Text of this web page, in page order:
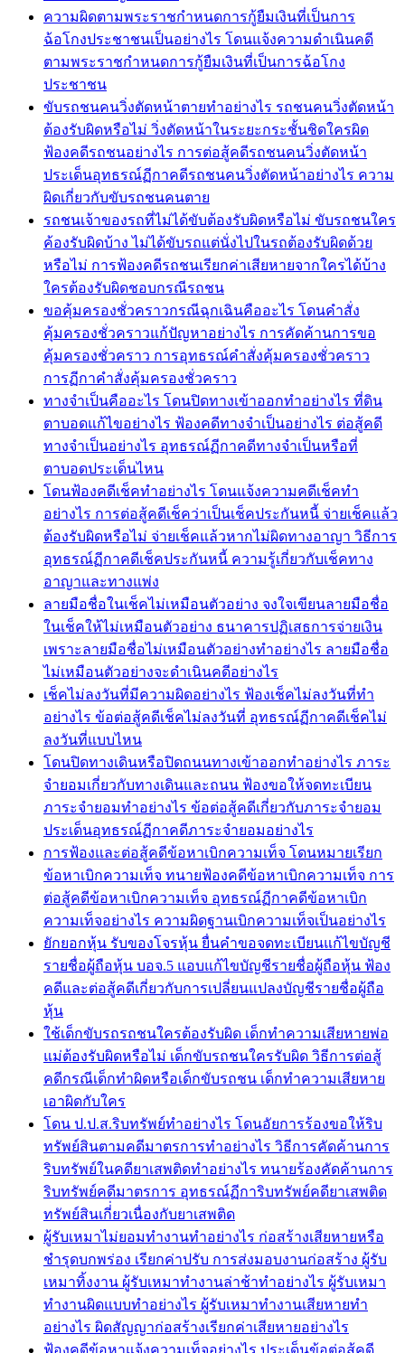
ความผิดตามพระราชกำหนดการกู้ยืมเงินที่เป็นการ
ฉ้อโกงประชาชนเป็นอย่างไร โดนแจ้งความดำเนินคดี
ตามพระราชกำหนดการกู้ยืมเงินที่เป็นการฉ้อโกง
ประชาชน
ขับรถชนคนวิ่งตัดหน้าตายทำอย่างไร รถชนคนวิ่งตัดหน้า
ต้องรับผิดหรือไม่ วิ่งตัดหน้าในระยะกระชั้นชิดใครผิด
ฟ้องคดีรถชนอย่างไร การต่อสู้คดีรถชนคนวิ่งตัดหน้า
ประเด็นอุทธรณ์ฏีกาคดีรถชนคนวิ่งตัดหน้าอย่างไร ความ
ผิดเกี่ยวกับขับรถชนคนตาย
รถชนเจ้าของรถที่ไม่ได้ขับต้องรับผิดหรือไม่ ขับรถชนใคร
ค้องรับผิดบ้าง ไม่ได้ขับรถแต่นั่งไปในรถต้องรับผิดด้วย
หรือไม่ การฟ้องคดีรถชนเรียกค่าเสียหายจากใครได้บ้าง
ใครต้องรับผิดชอบกรณีรถชน
ขอคุ้มครองชั่วคราวกรณีฉุกเฉินคืออะไร โดนคำสั่ง
คุ้มครองชั่วคราวแก้ปัญหาอย่างไร การคัดค้านการขอ
คุ้มครองชั่วคราว การอุทธรณ์คำสั่งคุ้มครองชั่วคราว
การฏีกาคำสั่งคุ้มครองชั่วคราว
ทางจำเป็นคืออะไร โดนปิดทางเข้าออกทำอย่างไร ที่ดิน
ตาบอดแก้ไขอย่างไร ฟ้องคดีทางจำเป็นอย่างไร ต่อสู้คดี
ทางจำเป็นอย่างไร อุทธรณ์ฏีกาคดีทางจำเป็นหรือที่
ตาบอดประเด็นไหน
โดนฟ้องคดีเช็คทำอย่างไร โดนแจ้งความคดีเช็คทำ
อย่างไร การต่อสู้คดีเช็คว่าเป็นเช็คประกันหนี้ จ่ายเช็คแล้ว
ต้องรับผิดหรือไม่ จ่ายเช็คแล้วหากไม่ผิดทางอาญา วิธีการ
อุทธรณ์ฏีกาคดีเช็คประกันหนี้ ความรู้เกี่ยวกับเช็คทาง
อาญาและทางแพ่ง
ลายมือชื่อในเช็คไม่เหมือนตัวอย่าง จงใจเขียนลายมือชื่อ
ในเช็คให้ไม่เหมือนตัวอย่าง ธนาคารปฏิเสธการจ่ายเงิน
เพราะลายมือชื่อไม่เหมือนตัวอย่างทำอย่างไร ลายมือชื่อ
ไม่เหมือนตัวอย่างจะดำเนินคดีอย่างไร
เช็คไม่ลงวันที่มีความผิดอย่างไร ฟ้องเช็คไม่ลงวันที่ทำ
อย่างไร ข้อต่อสู้คดีเช็คไม่ลงวันที่ อุทธรณ์ฏีกาคดีเช็คไม่
ลงวันที่แบบไหน
โดนปิดทางเดินหรือปิดถนนทางเข้าออกทำอย่างไร ภาระ
จำยอมเกี่ยวกับทางเดินและถนน ฟ้องขอให้จดทะเบียน
ภาระจำยอมทำอย่างไร ข้อต่อสู้คดีเกี่ยวกับภาระจำยอม
ประเด็นอุทธรณ์ฏีกาคดีภาระจำยอมอย่างไร
การฟ้องและต่อสู้คดีข้อหาเบิกความเท็จ โดนหมายเรียก
ข้อหาเบิกความเท็จ ทนายฟ้องคดีข้อหาเบิกความเท็จ การ
ต่อสู้คดีข้อหาเบิกความเท็จ อุทธรณ์ฏีกาคดีข้อหาเบิก
ความเท็จอย่างไร ความผิดฐานเบิกความเท็จเป็นอย่างไร
ยักยอกหุ้น รับของโจรหุ้น ยื่นคำขอจดทะเบียนแก้ไขบัญชี
รายชื่อผู้ถือหุ้น บอจ.5 แอบแก้ไขบัญชีรายชื่อผู้ถือหุ้น ฟ้อง
คดีและต่อสู้คดีเกี่ยวกับการเปลี่ยนแปลงบัญชีรายชื่อผู้ถือ
หุ้น
ใช้เด็กขับรถรถชนใครต้องรับผิด เด็กทำความเสียหายพ่อ
แม่ต้องรับผิดหรือไม่ เด็กขับรถชนใครรับผิด วิธีการต่อสู้
คดีกรณีเด็กทำผิดหรือเด็กขับรถชน เด็กทำความเสียหาย
เอาผิดกับใคร
โดน ป.ป.ส.ริบทรัพย์ทำอย่างไร โดนอัยการร้องขอให้ริบ
ทรัพย์สินตามคดีมาตรการทำอย่างไร วิธีการคัดค้านการ
ริบทรัพย์ในคดียาเสพติดทำอย่างไร ทนายร้องคัดค้านการ
ริบทรัพย์คดีมาตรการ อุทธรณ์ฏีการิบทรัพย์คดียาเสพติด
ทรัพย์สินเกี่่ยวเนื่องกับยาเสพติด
ผู้รับเหมาไม่ยอมทำงานทำอย่างไร ก่อสร้างเสียหายหรือ
ชำรุดบกพร่อง เรียกค่าปรับ การส่งมอบงานก่อสร้าง ผู้รับ
เหมาทิ้งงาน ผู้รับเหมาทำงานล่าช้าทำอย่างไร ผู้รับเหมา
ทำงานผิดแบบทำอย่างไร ผู้รับเหมาทำงานเสียหายทำ
อย่างไร ผิดสัญญาก่อสร้างเรียกค่าเสียหายอย่างไร
ฟ้องคดีข้อหาแจ้งความเท็จอย่างไร ประเด็นข้อต่อสู้คดี